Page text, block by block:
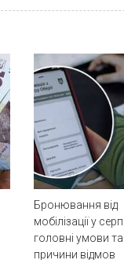
Бронювання від
мобілізації у
головні умови та
причини відмов